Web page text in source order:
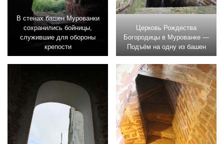
В стенах башен Мурованки
сохранились бойницы,
служившие для обороны
крепости
Церковь Рождества
Богородицы в Мурованке —
Подъём на одну из башен